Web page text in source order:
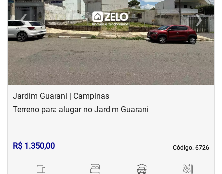
‹Previous ›Next
Jardim Guarani | Campinas
Código. 6726
Código. 6726
Terreno para alugar no Jardim Guarani
R$ 1.350,00